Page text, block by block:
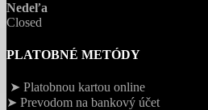
Nedeľa
Closed
PLATOBNÉ METÓDY
➤ Platobnou kartou online
➤ Prevodom na bankový účet